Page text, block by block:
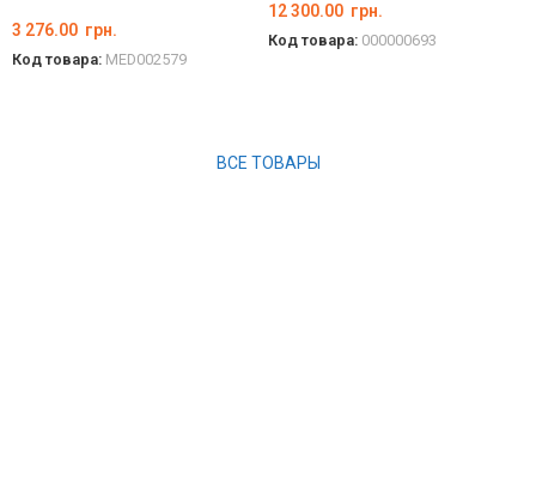
12 300.00 грн.
Код товара: 000000693
3 276.00 грн.
Код товара: MED002579
ВСЕ ТОВАРЫ